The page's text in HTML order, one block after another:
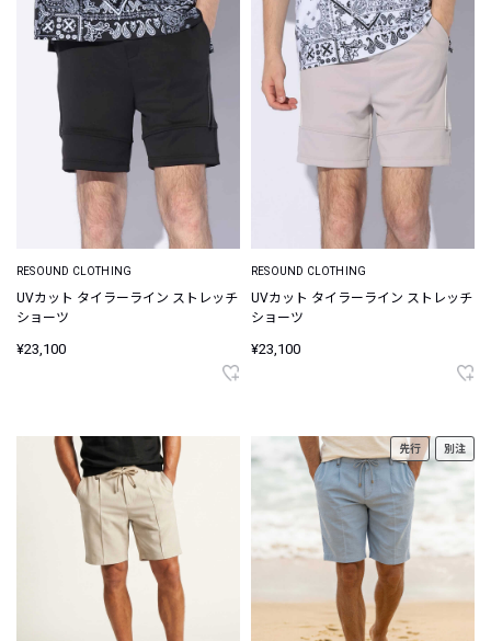
RESOUND CLOTHING
UVカット タイラーライン ストレッチ
ショーツ
¥23,100
RESOUND CLOTHING
UVカット タイラーライン ストレッチ
ショーツ
¥23,100
先行 別注